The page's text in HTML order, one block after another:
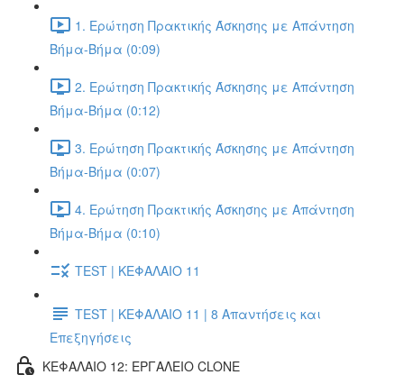
1. Ερώτηση Πρακτικής Άσκησης με Απάντηση
Βήμα-Βήμα (0:09)
2. Ερώτηση Πρακτικής Άσκησης με Απάντηση
Βήμα-Βήμα (0:12)
3. Ερώτηση Πρακτικής Άσκησης με Απάντηση
Βήμα-Βήμα (0:07)
4. Ερώτηση Πρακτικής Άσκησης με Απάντηση
Βήμα-Βήμα (0:10)
TEST | ΚΕΦΑΛΑΙΟ 11
TEST | ΚΕΦΑΛΑΙΟ 11 | 8 Απαντήσεις και
Επεξηγήσεις
ΚΕΦΑΛΑΙΟ 12: ΕΡΓΑΛΕΙΟ CLONE